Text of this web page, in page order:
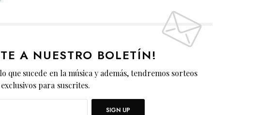
A NUESTRO BOLETÍN!
que sucede en la música y además, tendremos sorteos
exclusivos para suscrites.
SIGN UP